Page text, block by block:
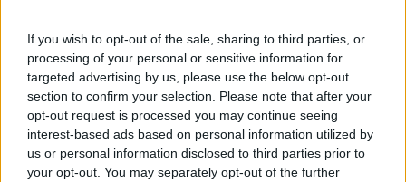
If you wish to opt-out of the sale, sharing to third parties, or
processing of your personal or sensitive information for
targeted advertising by us, please use the below opt-out
section to confirm your selection. Please note that after your
opt-out request is processed you may continue seeing
interest-based ads based on personal information utilized by
us or personal information disclosed to third parties prior to
your opt-out. You may separately opt-out of the further
Continua a leggere
ALTRI SPORT